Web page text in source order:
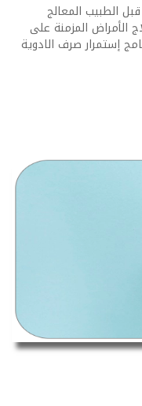
الطبيب المعالج
الأمراض المزمنة على
إستمرار صرف الادوية